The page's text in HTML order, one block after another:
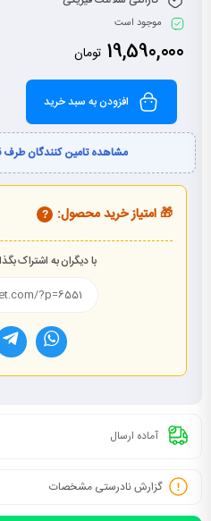
موجود است
19,590,000 تومان
افزودن به سبد خرید
مشاهده تامین کنندگان طرف
🎁 امتیاز خرید محصول: ?
با دیگران به اشتراک
آماده ارسال
گزارش نادرستی مشخصات